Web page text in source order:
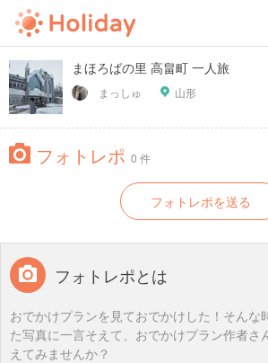
まほろばの里 高畠町 一人旅
まっしゅ 山形
フォトレポ 0 件
フォトレポを送る
フォトレポとは
おでかけプランを見ておでかけした！そんな
た写真に一言そえて、おでかけプラン作者さ
えてみませんか？